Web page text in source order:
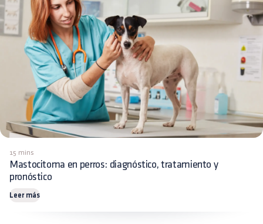
15 mins
Mastocitoma en perros: diagnóstico, tratamiento y
pronóstico
Leer más